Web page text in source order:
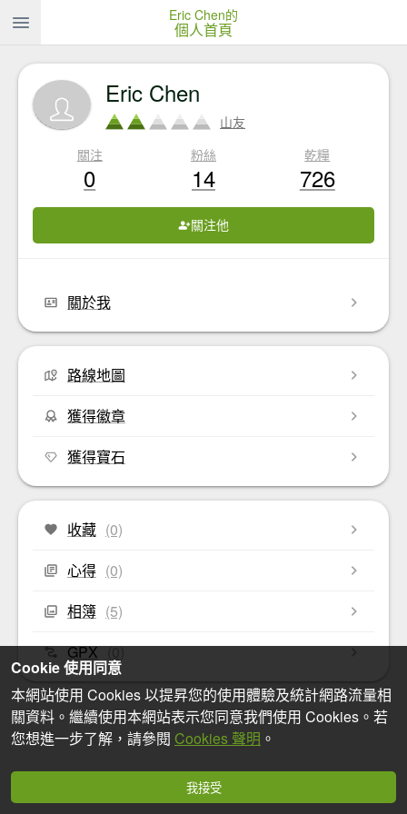
Eric Chen的
個人首頁
Eric Chen
山友
關注
0
粉絲
14
乾糧
726
關注他
關於我
路線地圖
獲得徽章
獲得寶石
收藏 (0)
心得 (0)
相簿 (5)
GPX (0)
Cookie 使用同意
本網站使用 Cookies 以提昇您的使用體驗及統計網路流量相
關資料。繼續使用本網站表示您同意我們使用 Cookies。若
您想進一步了解，請參閱 Cookies 聲明 。
我接受